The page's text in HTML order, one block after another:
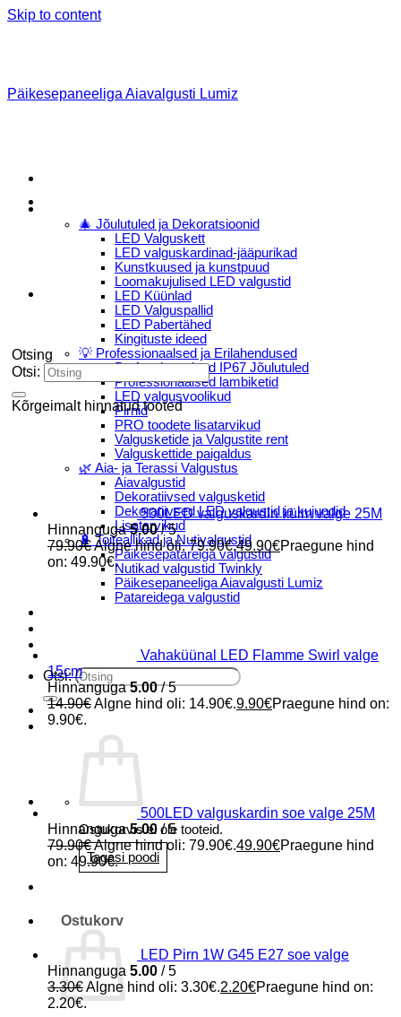
Skip to content
🎄 Jõulutuled ja Dekoratsioonid
LED Valguskett
LED valguskardinad-jääpurikad
Kunstkuused ja kunstpuud
Loomakujulised LED valgustid
LED Küünlad
LED Valguspallid
LED Pabertähed
Kingituste ideed
💡 Professionaalsed ja Erilahendused
Professionaalsed IP67 Jõulutuled
Professionaalsed lambiketid
LED valgusvoolikud
Pirnid
PRO toodete lisatarvikud
Valgusketide ja Valgustite rent
Valguskettide paigaldus
🌿 Aia- ja Terassi Valgustus
Aiavalgustid
Dekoratiivsed valgusketid
Dekoratiivsed LED valgustid ja kujundid
Lisatarvikud
🔋 Toiteallikad ja Nutivalgustid
Päikesepatareiga valgustid
Nutikad valgustid Twinkly
Päikesepaneeliga Aiavalgusti Lumiz
Patareidega valgustid
Otsi:
Ostukorvis ei ole tooteid.
Tagasi poodi
Ostukorv
Päikesepaneeliga Aiavalgusti Lumiz
Otsing
Otsi:
Kõrgeimalt hinnatud tooted
500LED valguskardin külm valge 25M
Hinnanguga5.00/ 5
79.90€Algne hind oli: 79.90€.49.90€Praegune hind
on: 49.90€.
Vahaküünal LED Flamme Swirl valge
15cm
Hinnanguga5.00/ 5
14.90€Algne hind oli: 14.90€.9.90€Praegune hind on:
9.90€.
500LED valguskardin soe valge 25M
Hinnanguga5.00/ 5
79.90€Algne hind oli: 79.90€.49.90€Praegune hind
on: 49.90€.
LED Pirn 1W G45 E27 soe valge
Hinnanguga 5.00 / 5
3.30€Algne hind oli: 3.30€.2.20€Praegune hind on:
2.20€.